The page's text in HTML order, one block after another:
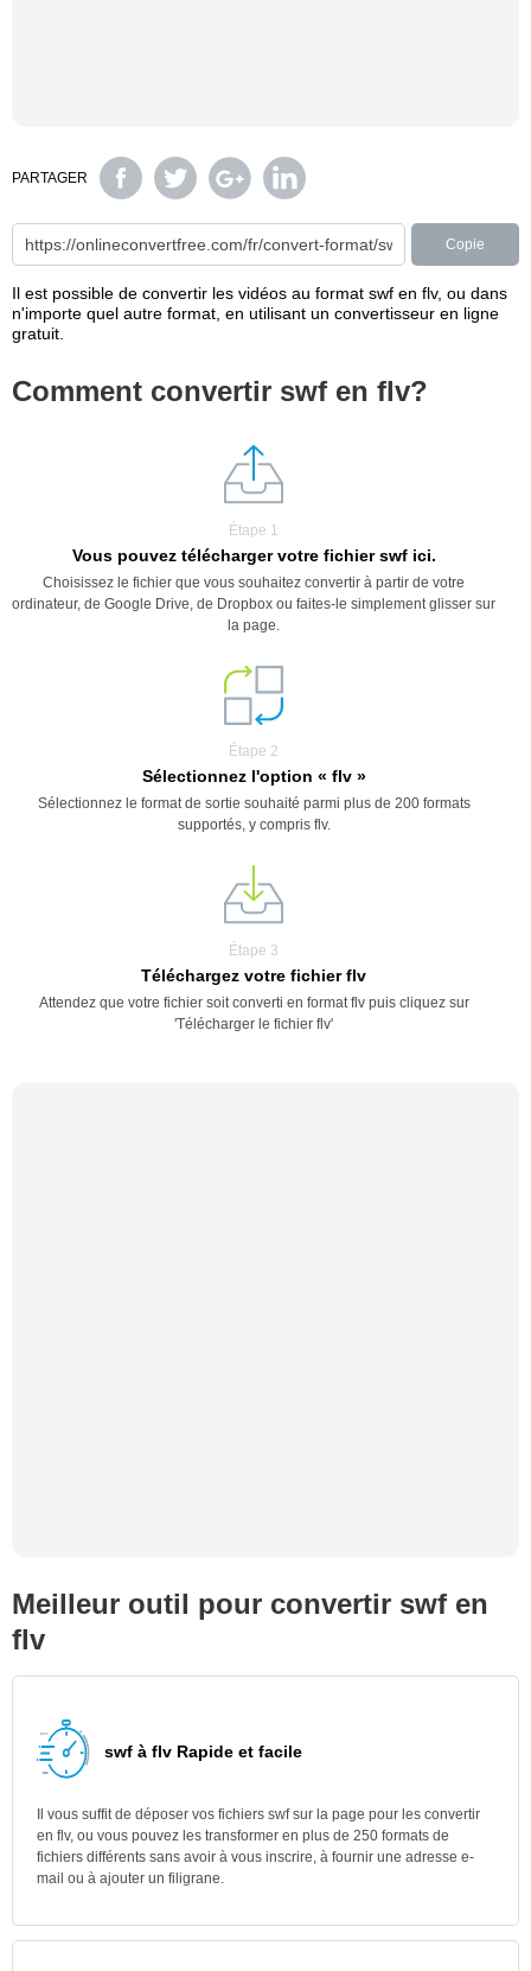
PARTAGER
Copie
Il est possible de convertir les vidéos au format swf en flv, ou dans
n'importe quel autre format, en utilisant un convertisseur en ligne
gratuit.
Comment convertir swf en flv?
Étape 1
Vous pouvez télécharger votre fichier swf ici.
Choisissez le fichier que vous souhaitez convertir à partir de votre
ordinateur, de Google Drive, de Dropbox ou faites-le simplement glisser sur
la page.
Étape 2
Sélectionnez l'option « flv »
Sélectionnez le format de sortie souhaité parmi plus de 200 formats
supportés, y compris flv.
Étape 3
Téléchargez votre fichier flv
Attendez que votre fichier soit converti en format flv puis cliquez sur
'Télécharger le fichier flv'
Meilleur outil pour convertir swf en
flv
swf à flv Rapide et facile
Il vous suffit de déposer vos fichiers swf sur la page pour les convertir
en flv, ou vous pouvez les transformer en plus de 250 formats de
fichiers différents sans avoir à vous inscrire, à fournir une adresse e-
mail ou à ajouter un filigrane.